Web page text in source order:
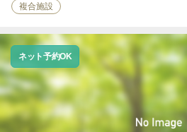
複合施設
ネット予約OK